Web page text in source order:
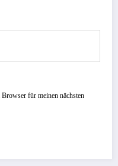
für meinen nächsten